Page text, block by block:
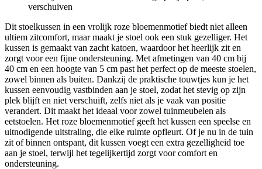
verschuiven
Dit stoelkussen in een vrolijk roze bloemenmotief biedt niet alleen
ultiem zitcomfort, maar maakt je stoel ook een stuk gezelliger. Het
kussen is gemaakt van zacht katoen, waardoor het heerlijk zit en
zorgt voor een fijne ondersteuning. Met afmetingen van 40 cm bij
40 cm en een hoogte van 5 cm past het perfect op de meeste stoelen,
zowel binnen als buiten. Dankzij de praktische touwtjes kun je het
kussen eenvoudig vastbinden aan je stoel, zodat het stevig op zijn
plek blijft en niet verschuift, zelfs niet als je vaak van positie
verandert. Dit maakt het ideaal voor zowel tuinmeubelen als
eetstoelen. Het roze bloemenmotief geeft het kussen een speelse en
uitnodigende uitstraling, die elke ruimte opfleurt. Of je nu in de tuin
zit of binnen ontspant, dit kussen voegt een extra gezelligheid toe
aan je stoel, terwijl het tegelijkertijd zorgt voor comfort en
ondersteuning.